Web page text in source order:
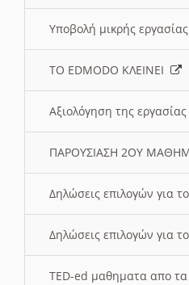
Υποβολή μικρής
ΤΟ EDMODO ΚΛΕΙΝΕΙ
Αξιολόγηση της
ΠΑΡΟΥΣΙΑΣΗ 2ΟΥ
Δηλώσεις επιλογών για
Δηλώσεις επιλογών για
TED-ed μαθηματα απο